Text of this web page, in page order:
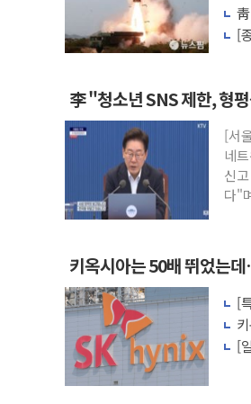
CJ온스타일, 2
AI 연산은 포항,
[속보] 북, 동해
한국투자증권,
[IPO] 니어스랩
한패스, 월 송
李대통령 "청소
[
李 "청소년 SNS 제한, 형
[서
네
신
다"
키옥시아는 50배 뛰었는
[
각
[